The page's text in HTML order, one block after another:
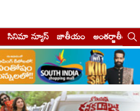
సినిమా న్యూస్ జాతీయం అంతర్జాతీయం